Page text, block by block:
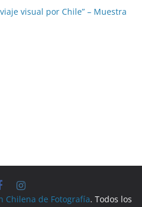
visual por Chile” – Muestra
Chilena de Fotografía. Todos los